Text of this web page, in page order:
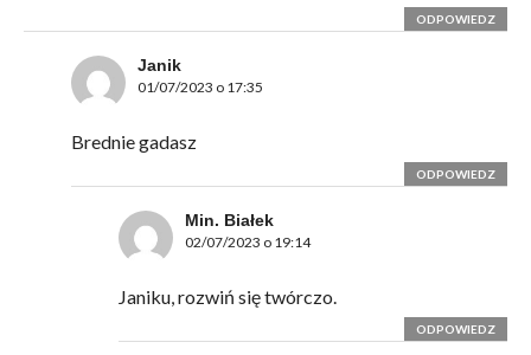
ODPOWIEDZ
Janik
01/07/2023 o 17:35
Brednie gadasz
ODPOWIEDZ
Min. Białek
02/07/2023 o 19:14
Janiku, rozwiń się twórczo.
ODPOWIEDZ